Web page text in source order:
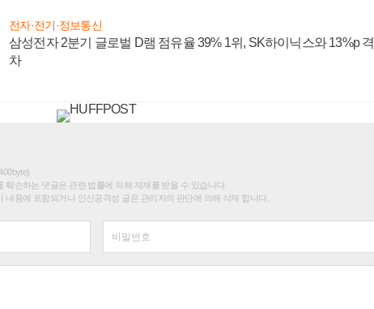
전자·전기·정보통신
삼성전자 2분기 글로벌 D램 점유율 39% 1위, SK하이닉스와 13%p 격
차
손하는 댓글은 관련 법률에 의해 제재를 받을 수 있습니다.
용에 포함되거나 인신공격성 글은 관리자의 판단에 의해 삭제 합니다.